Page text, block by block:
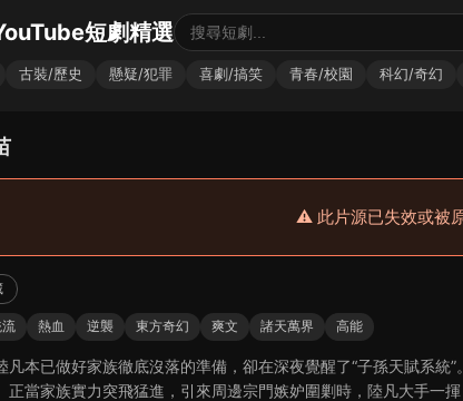
短劇精選
古裝/歷史 懸疑/犯罪 喜劇/搞笑 青春/校園 科幻/奇幻
⚠️ 此片源已失效或被
流 熱血 逆襲 東方奇幻 爽文 諸天萬界 高能
本已做好家族徹底沒落的準備，卻在深夜覺醒了“子孫天賦系
正當家族實力突飛猛進，引來周邊宗門嫉妒圍剿時，陸凡大手